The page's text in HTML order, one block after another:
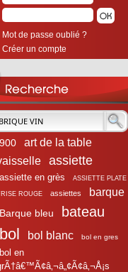
Mot de passe oublié ?
Créer un compte
900
art de la table
assiette
assiette en grès ASSIETTE PLATE
ROUGE assiettes barque
Barque bleu bateau
bol bol blanc bol en gres
bol en